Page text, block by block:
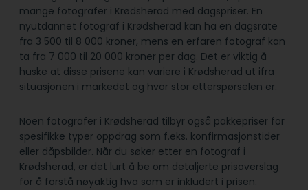
mange fotografer i Krødsherad med dagspriser. En
nyutdannet fotograf i Krødsherad kan ha en dagsrate
fra 3 500 til 8 000 kroner, mens en erfaren fotograf kan
ta fra 7 000 til 20 000 kroner per dag. Det er viktig å
huske at disse prisene kan variere i Krødsherad ut ifra
situasjonen i markedet og hvor stor etterspørselen er.
Noen fotografer i Krødsherad tilbyr også pakkepriser for
spesifikke typer oppdrag som f.eks. konfirmasjonstider
eller dåpsbilder. Når du søker etter en fotograf i
Krødsherad, er det lurt å be om detaljerte prisoverslag
for å forstå nøyaktig hva som er inkludert i prisen.